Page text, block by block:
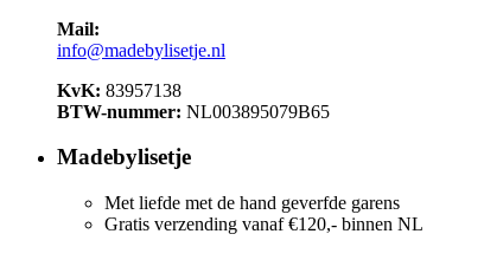
Mail:
info@madebylisetje.nl
KvK: 83957138
BTW-nummer: NL003895079B65
Madebylisetje
Met liefde met de hand geverfde garens
Gratis verzending vanaf €120,- binnen NL